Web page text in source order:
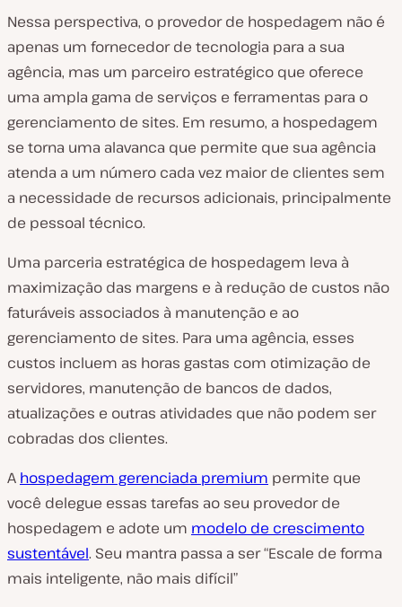
Nessa perspectiva, o provedor de hospedagem não é
apenas um fornecedor de tecnologia para a sua
agência, mas um parceiro estratégico que oferece
uma ampla gama de serviços e ferramentas para o
gerenciamento de sites. Em resumo, a hospedagem
se torna uma alavanca que permite que sua agência
atenda a um número cada vez maior de clientes sem
a necessidade de recursos adicionais, principalmente
de pessoal técnico.
Uma parceria estratégica de hospedagem leva à
maximização das margens e à redução de custos não
faturáveis associados à manutenção e ao
gerenciamento de sites. Para uma agência, esses
custos incluem as horas gastas com otimização de
servidores, manutenção de bancos de dados,
atualizações e outras atividades que não podem ser
cobradas dos clientes.
A hospedagem gerenciada premium permite que
você delegue essas tarefas ao seu provedor de
hospedagem e adote um modelo de crescimento
sustentável. Seu mantra passa a ser “Escale de forma
mais inteligente, não mais difícil”